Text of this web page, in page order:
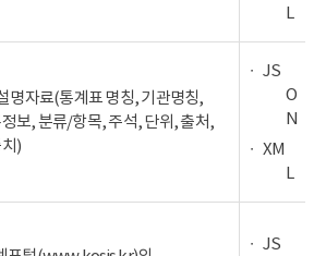
L
명자료(통계표 명칭, 기관명칭,
보, 분류/항목, 주석, 단위, 출처,
)
JS
O
N
XM
L
JS